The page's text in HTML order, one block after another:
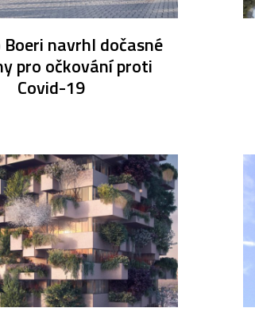
navrhl dočasné
pro očkování proti
Covid-19